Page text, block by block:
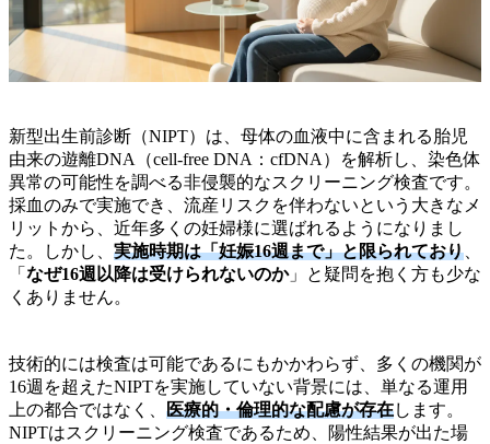
新型出生前診断（NIPT）は、母体の血液中に含まれる胎児
由来の遊離DNA（cell-free DNA：cfDNA）を解析し、染色体
異常の可能性を調べる非侵襲的なスクリーニング検査です。
採血のみで実施でき、流産リスクを伴わないという大きなメ
リットから、近年多くの妊婦様に選ばれるようになりまし
た。しかし、 実施時期は「妊娠16週まで」と限られており
「 なぜ16週以降は受けられないのか」と疑問を抱く方も少な
くありません。
技術的には検査は可能であるにもかかわらず、多くの機関が
16週を超えたNIPTを実施していない背景には、単なる運用
上の都合ではなく、 医療的・倫理的な配慮が存在します。
NIPTはスクリーニング検査であるため、陽性結果が出た場